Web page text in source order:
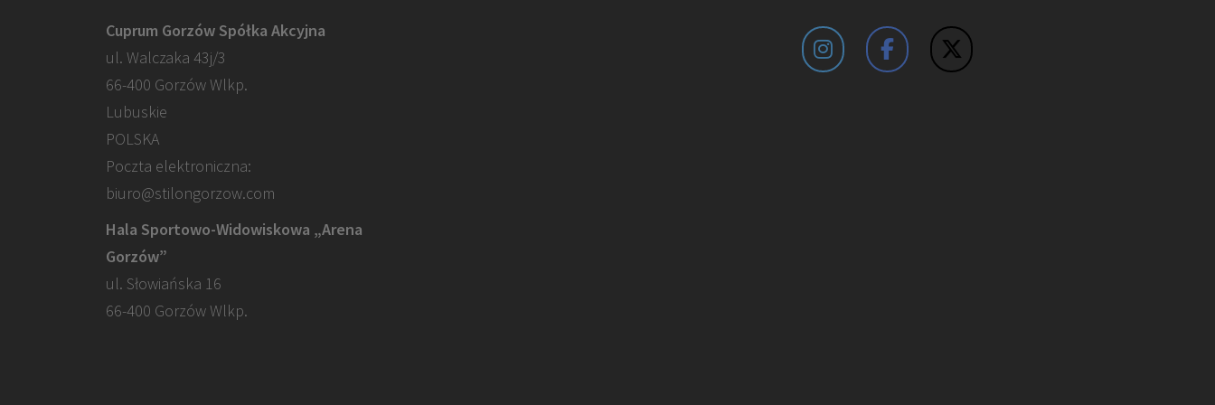
Cuprum Gorzów Spółka Akcyjna
ul. Walczaka 43j/3
66-400 Gorzów Wlkp.
Lubuskie
POLSKA
Poczta elektroniczna:
biuro@stilongorzow.com
Hala Sportowo-Widowiskowa „Arena
Gorzów”
ul. Słowiańska 16
66-400 Gorzów Wlkp.